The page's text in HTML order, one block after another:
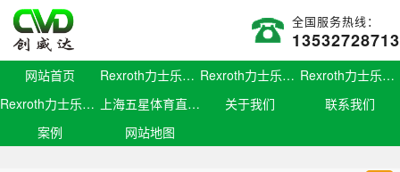
全国服务热线：
13532728713
网站首页 Rexroth力士乐滑块 Rexroth力士乐导轨
Rexroth力士乐螺母
Rexroth力士乐丝杆
上海五星体育直播官网 关于我们
联系我们
案例
网站地图